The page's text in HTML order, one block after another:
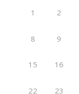
1 2
8 9
15 16
22 23